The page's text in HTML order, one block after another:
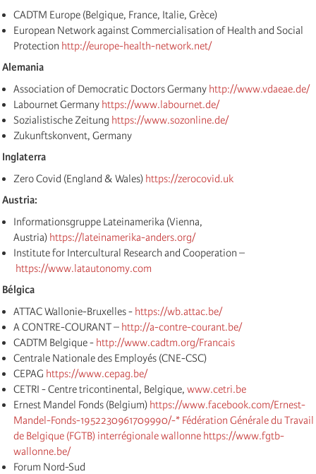
CADTM Europe (Belgique, France, Italie, Grèce)
European Network against Commercialisation of Health and Social
Protection http://europe-health-network.net/
Alemania
Association of Democratic Doctors Germany http://www.vdaeae.de/
Labournet Germany https://www.labournet.de/
Sozialistische Zeitung https://www.sozonline.de/
Zukunftskonvent, Germany
Inglaterra
Zero Covid (England & Wales) https://zerocovid.uk
Austria:
Informationsgruppe Lateinamerika (Vienna,
Austria) https://lateinamerika-anders.org/
Institute for Intercultural Research and Cooperation –
https://www.latautonomy.com
Bélgica
ATTAC Wallonie-Bruxelles - https://wb.attac.be/
A CONTRE-COURANT – http://a-contre-courant.be/
CADTM Belgique - http://www.cadtm.org/Francais
Centrale Nationale des Employés (CNE-CSC)
CEPAG https://www.cepag.be/
CETRI - Centre tricontinental, Belgique, www.cetri.be
Ernest Mandel Fonds (Belgium) https://www.facebook.com/Ernest-
Mandel-Fonds-1952230961709990/-* Fédération Générale du Travail
de Belgique (FGTB) interrégionale wallonne https://www.fgtb-
wallonne.be/
Forum Nord-Sud